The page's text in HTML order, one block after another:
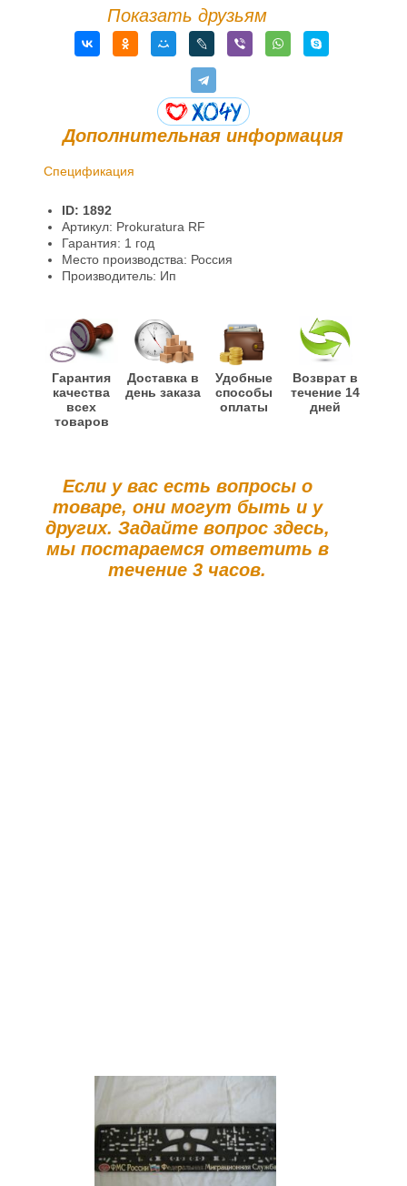
Показать друзьям
Дополнительная информация
Спецификация
Гарантии и возврат
Информация
ID: 1892
Артикул: Prokuratura RF
Гарантия: 1 год
Место производства: Россия
Производитель: Ип
Гарантия
качества
всех
товаров
Доставка в
день заказа
Удобные
способы
оплаты
Возврат в
течение 14
дней
Если у вас есть вопросы о
товаре, они могут быть и у
других. Задайте вопрос здесь,
мы постараемся ответить в
течение 3 часов.